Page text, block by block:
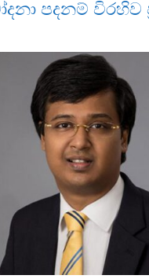
පදනම් විරහිව